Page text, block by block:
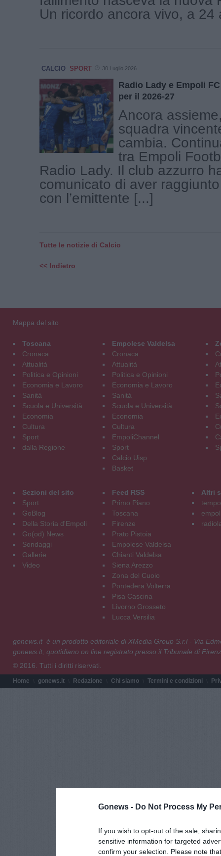
Gonews - Do Not Process My
If you wish to opt-out of the sale,
sensitive information for targeted
confirm your selection. Please note
Un ricordo ancora vivo, a 24
CALCIO SPORT 30 Luglio 2026
Radio Lady e Empoli
per il 2026-27
Ancora
squadra
cambia.
tra Empoli
Radio Lady. Il club azzurro
comunicato di aver raggiunto
con l’emittente [...]
Tutte le notizie di Calcio
<< Indietro
Mappa del sito
Toscana
Cronaca
Attualità
Politica e Opinioni
Economia e Lavoro
Sanità
Scuola e Università
Economia
Cultura
Sport
dalla Regione
Empolese Valdelsa
Cronaca
Attualità
Politica e Opinioni
Economia e Lavoro
Sanità
Scuola e Università
Economia
Cultura
EmpoliChannel
Sport
Calcio Uisp
Basket
Sezioni del sito
Sport
GoBlog
Della Storia d'Empoli
Go(od) News
Sondaggi
Gallerie
Video
Feed RSS
Primo Piano
Toscana
Firenze
Prato Pistoia
Empolese Valdelsa
Chianti Valdelsa
Siena Arezzo
Zona del Cuoio
Pontedera Volterra
Pisa Cascina
Livorno Grosseto
Lucca Versilia
Altri
gonews.it è un prodotto editoriale di XMedia Group S.r.l - Via
gonews.it, quotidiano on line registrato presso il Tribunale di
© 2016. Tutti i diritti riservati.
Home gonews.it Redazione Chi siamo Termini e condizioni